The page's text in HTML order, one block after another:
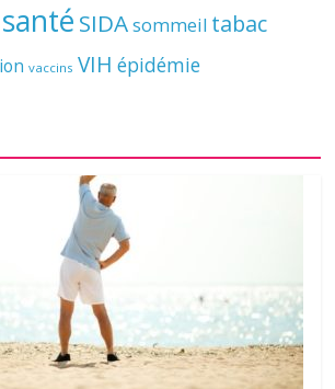
santé SIDAsommeil tabac
vaccins VIH épidémie